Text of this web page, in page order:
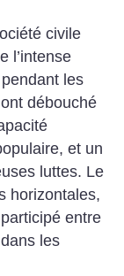
civile
l’intense
les
débouché
et un
luttes. Le
horizontales,
entre
les